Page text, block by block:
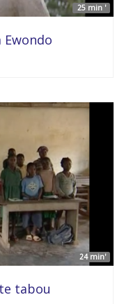
25 min '
24 min'
tabou